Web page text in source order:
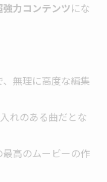
力コンテンツにな
無理に高度な編集
れのある曲だとな
高のムービーの作